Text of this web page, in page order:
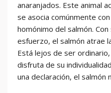
anaranjados. Este animal
se asocia comúnmente
homónimo del salmón.
esfuerzo, el salmón atrae
Está lejos de ser
disfruta de su
una declaración, el salmón